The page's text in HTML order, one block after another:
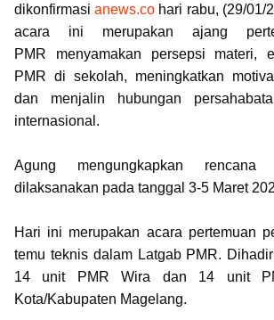
dikonfirmasianews.co hari rabu, (29/01/
acara ini merupakan ajang
PMR menyamakan persepsi materi,
PMR di sekolah, meningkatkan
dan menjalin hubungan
internasional.
Agung mengungkapkan rencana
dilaksanakan pada tanggal 3-5 Maret
Hari ini merupakan acara pertemuan
temu teknis dalam Latgab PMR.
14 unit PMR Wira dan 14 unit
Kota/Kabupaten Magelang.